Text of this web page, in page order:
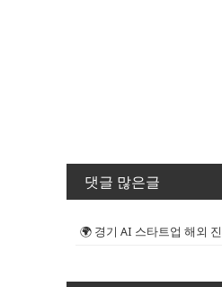
댓글 많은글